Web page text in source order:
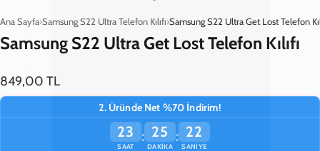
Ana Sayfa Samsung S22 Ultra Telefon Kılıfı Samsung S22 Ultra Get Lost Telefon
Samsung S22 Ultra Get Lost Telefon Kılıfı
849,00 TL
2. Üründe Net %70 İndirim!
23
SAAT
: 25
DAKIKA
: 22
SANIYE